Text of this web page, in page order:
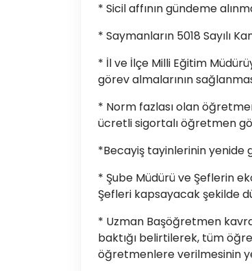
* Sicil affının gündeme
* Saymanların 5018 Sayılı
* İl ve İlçe Milli Eğitim
görev almalarının
* Norm fazlası olan
ücretli sigortalı öğretmen
*Becayiş tayinlerinin yenide
* Şube Müdürü ve Şeflerin
Şefleri kapsayacak şekilde
* Uzman Başöğretmen
baktığı belirtilerek, tüm
öğretmenlere verilmesinin